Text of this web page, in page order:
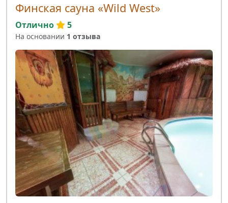
Финская сауна «Wild West»
Отлично 5
На основании 1 отзыва